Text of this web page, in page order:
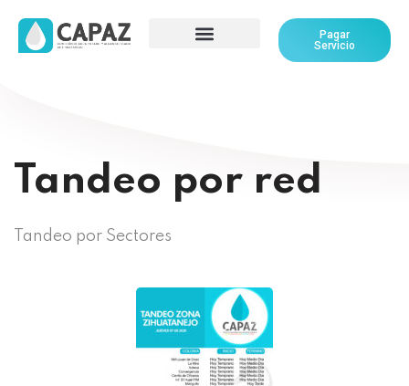
Pagar
Servicio
Tandeo por red
Tandeo por Sectores